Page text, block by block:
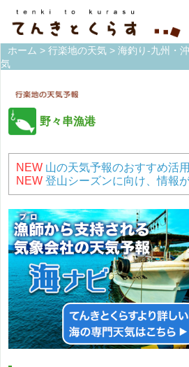
ホーム > 行楽地の天気 > 海釣り-九州・
気
野々串漁港
NEW 山の天気予報のおすすめ活
NEW 登山シーズンに向け、情報